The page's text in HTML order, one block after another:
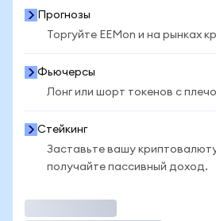
Прогнозы
Торгуйте EEMon и на рынках
Фьючерсы
Лонг или шорт токенов с
Стейкинг
Заставьте вашу
получайте пассивный доход.